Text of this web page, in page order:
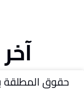
حقوق المطلقة